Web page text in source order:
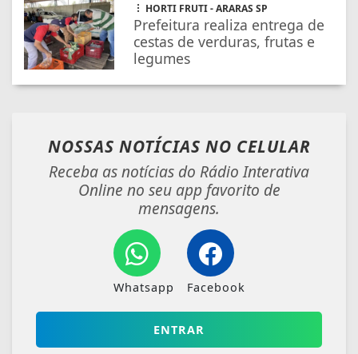
HORTI FRUTI - ARARAS SP
Prefeitura realiza entrega de
cestas de verduras, frutas e
legumes
NOSSAS NOTÍCIAS NO CELULAR
Receba as notícias do Rádio Interativa
Online no seu app favorito de
mensagens.
Whatsapp Facebook
ENTRAR